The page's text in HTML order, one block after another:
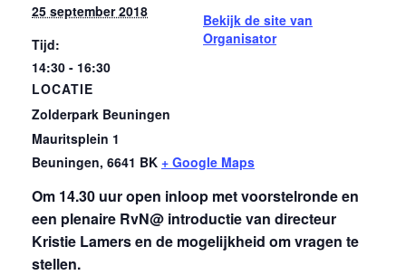
Om 14.30 uur open inloop met voorstelronde en
een plenaire RvN@ introductie van directeur
Kristie Lamers en de mogelijkheid om vragen te
stellen.
25 september 2018
Tijd:
14:30 - 16:30
LOCATIE
Zolderpark Beuningen
Mauritsplein 1
Beuningen, 6641 BK + Google Maps
Bekijk de site van
Organisator